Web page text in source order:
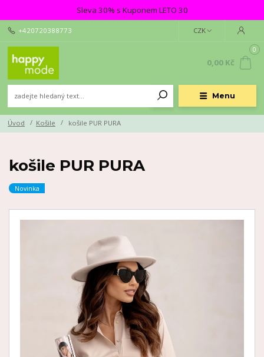
Sleva 30% s Kuponem LETO 30
Menu
CZK
+420720388773
0
0,00 Kč
Úvod Košile košile PUR PURA
košile PUR PURA
Novinka